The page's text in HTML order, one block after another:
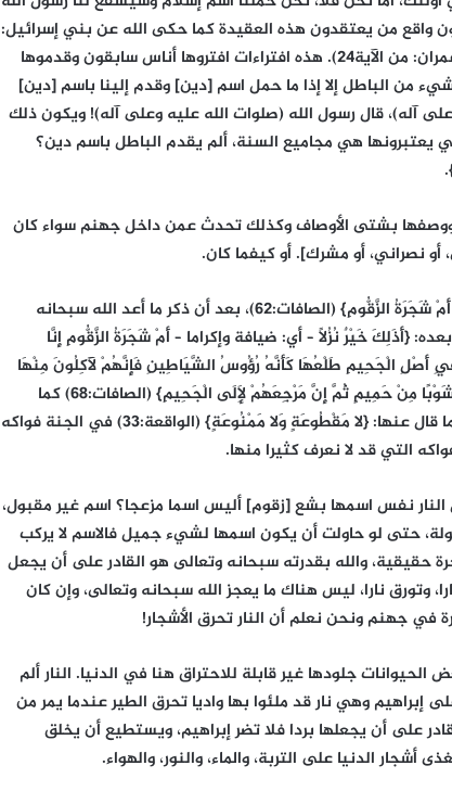
واقع من يعتقدون هذه العقيدة كما حكى الله عن بني إسرائيل:
{وَغَرَّهُمْ فِي دِينِهِمْ مَا كَانُوا يَفْتَرُونَ} (آل عمران: من الآية24). هذه افتراءات افتروها أناس سابقون وقدموها
من الباطل إلا إذا ما حمل اسم [دين] وقدم إلينا باسم [دين]
آله)، قال رسول الله (صلوات الله عليه وعلى آله)! ويكون ذلك
يعتبرونها هي مجاميع السنة، ألم يقدم الباطل باسم دين؟
ووصفها بشتى الأوصاف وكذلك تحدث عمن داخل جهنم سواء كان
نصراني، أو مشرك]. أو كيفما كان.
يقول الله سبحانه وتعالى: {أَذَلِكَ خَيْرٌ نُزُلًا أَمْ شَجَرَةُ الزَّقُّومِ} (الصافات:62)، بعد أن ذكر ما أعد الله سبحانه
{أَذَلِكَ خَيْرٌ نُزُلًا – أي: ضيافة وإكراما – أَمْ شَجَرَةُ الزَّقُّومِ إِنَّا
أَصْلِ الْجَحِيمِ طَلْعُهَا كَأَنَّهُ رُؤُوسُ الشَّيَاطِينِ فَإِنَّهُمْ لَآكِلُونَ مِنْهَا
فَمَالِئُونَ مِنْهَا الْبُطُونَ ثُمَّ إِنَّ لَهُمْ عَلَيْهَا لَشَوْبًا مِنْ حَمِيمٍ ثُمَّ إِنَّ مَرْجِعَهُمْ لَإِلَى الْجَحِيمِ} (الصافات:68) كما
تحدث عن الفاكهة الكثيرة التي ليست كما قال عنها: {لا مَقْطُوعَةٍ وَلا مَمْنُوعَةٍ} (الواقعة:33) في الجنة فواكه
التي قد لا نعرف كثيرا منها.
نفس اسمها بشع [زقوم] أليس اسما مزعجا؟ اسم غير مقبول،
حتى لو حاولت أن يكون اسمها لشيء جميل فالاسم لا يركب
والله بقدرته سبحانه وتعالى هو القادر على أن يجعل
وتورق نارا، ليس هناك ما يعجز الله سبحانه وتعالى، وإن كان
جهنم ونحن نعلم أن النار تحرق الأشجار!
جلودها غير قابلة للاحتراق هنا في الدنيا. النار ألم
إبراهيم وهي نار قد ملئوا بها واديا تحرق الطير عندما يمر من
على أن يجعلها بردا فلا تضر إبراهيم، ويستطيع أن يخلق
أشجار الدنيا على التربة، والماء، والنور، والهواء.